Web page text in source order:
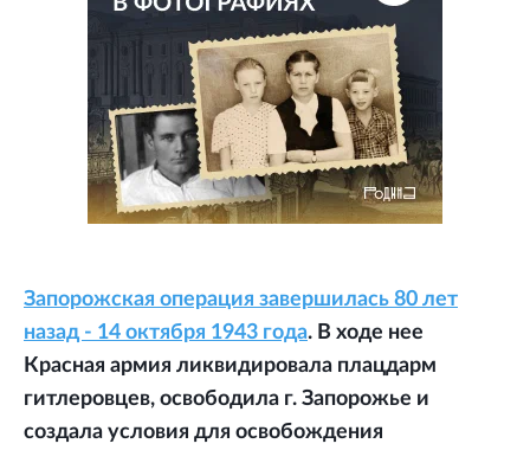
Запорожская операция завершилась 80 лет
назад - 14 октября 1943 года. В ходе нее
Красная армия ликвидировала плацдарм
гитлеровцев, освободила г. Запорожье и
создала условия для освобождения